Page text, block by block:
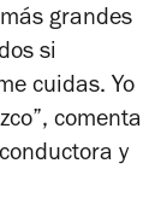
grandes
si
cuidas. Yo
comenta
y